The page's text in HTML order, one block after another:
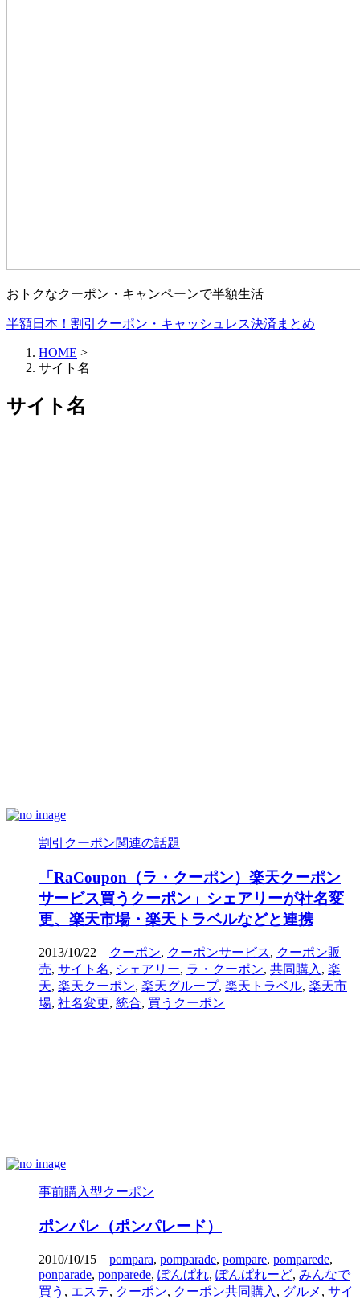
おトクなクーポン・キャンペーンで半額生活
半額日本！割引クーポン・キャッシュレス決済まとめ
HOME >
サイト名
サイト名
割引クーポン関連の話題
「RaCoupon（ラ・クーポン）楽天クーポン
サービス買うクーポン」シェアリーが社名変
更、楽天市場・楽天トラベルなどと連携
2013/10/22 クーポン, クーポンサービス, クーポン販
売, サイト名, シェアリー, ラ・クーポン, 共同購入 , 楽
天, 楽天クーポン, 楽天グループ, 楽天トラベル, 楽天市
場, 社名変更, 統合, 買うクーポン
事前購入型クーポン
ポンパレ（ポンパレード）
2010/10/15 pompara, pomparade, pompare, pomparede,
ponparade, ponparede, ぽんぱれ, ぽんぱれーど, みんなで
買う , エステ, クーポン, クーポン共同購入 , グルメ , サイ